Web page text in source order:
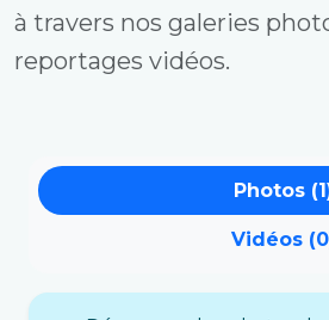
à travers nos galeries
reportages vidéos.
Photos
Vidéos